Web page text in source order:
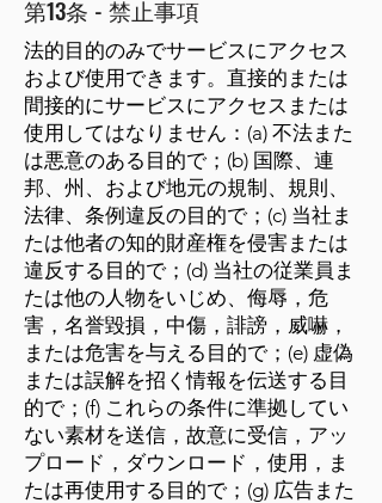
第13条 - 禁止事項
法的目的のみでサービスにアクセス
および使用できます。直接的または
間接的にサービスにアクセスまたは
使用してはなりません：(a) 不法また
は悪意のある目的で；(b) 国際、連
邦、州、および地元の規制、規則、
法律、条例違反の目的で；(c) 当社ま
たは他者の知的財産権を侵害または
違反する目的で；(d) 当社の従業員ま
たは他の人物をいじめ、侮辱，危
害，名誉毀損，中傷，誹謗，威嚇，
または危害を与える目的で；(e) 虚偽
または誤解を招く情報を伝送する目
的で；(f) これらの条件に準拠してい
ない素材を送信，故意に受信，アッ
プロード，ダウンロード，使用，ま
たは再使用する目的で；(g) 広告また